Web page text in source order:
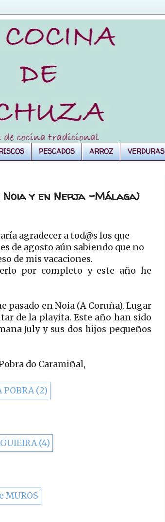
PESCADOS ARROZ VERDURAS
Noia y en Nerja -Málaga)
agradecer a tod@s los que
de agosto aún sabiendo que no
de mis vacaciones.
por completo y este año he
pasado en Noia (A Coruña). Lugar
de la playita. Este año han sido
July y sus dos hijos pequeños
do Caramiñal,